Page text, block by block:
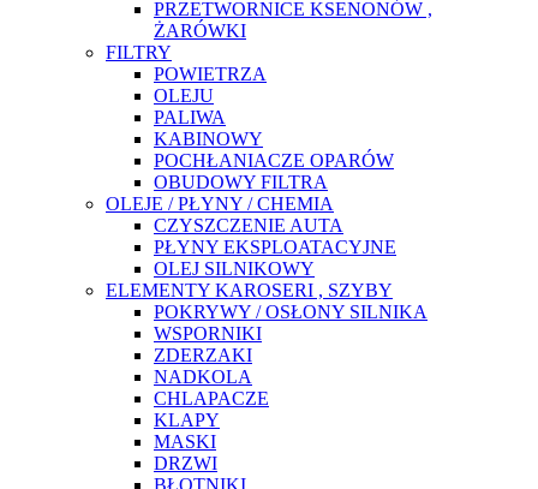
PRZETWORNICE KSENONÓW ,
ŻARÓWKI
FILTRY
POWIETRZA
OLEJU
PALIWA
KABINOWY
POCHŁANIACZE OPARÓW
OBUDOWY FILTRA
OLEJE / PŁYNY / CHEMIA
CZYSZCZENIE AUTA
PŁYNY EKSPLOATACYJNE
OLEJ SILNIKOWY
ELEMENTY KAROSERI , SZYBY
POKRYWY / OSŁONY SILNIKA
WSPORNIKI
ZDERZAKI
NADKOLA
CHLAPACZE
KLAPY
MASKI
DRZWI
BŁOTNIKI